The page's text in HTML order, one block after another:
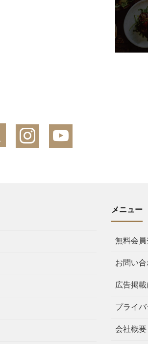
メニュー
無料会
お問い
広告掲
プライ
会社概要